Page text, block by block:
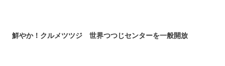
鮮やか！クルメツツジ 世界つつじセンターを一般開放